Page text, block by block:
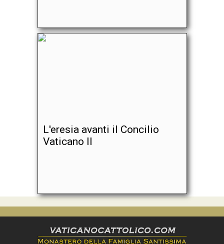
L'eresia avanti il Concilio
Vaticano II